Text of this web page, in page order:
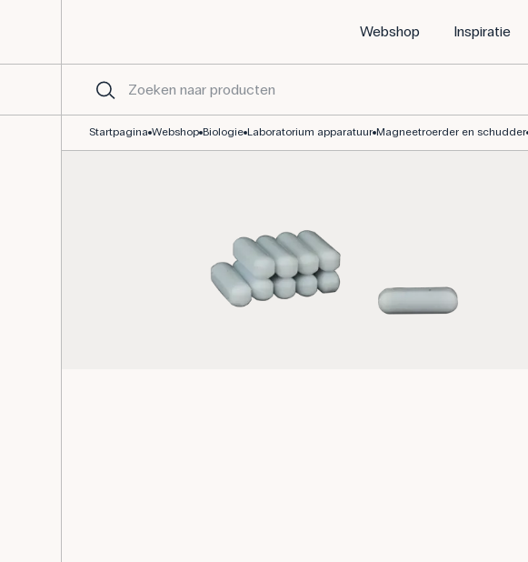
Webshop Inspiratie
Startpagina Webshop Biologie Laboratorium apparatuur Magneetroerder en schudder